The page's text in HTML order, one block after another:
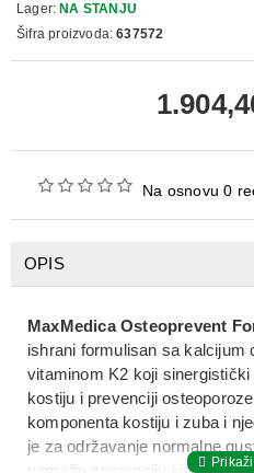
Na osnovu 0
Lager: NA STANJU
Šifra proizvoda: 637572
OPIS
MaxMedica Osteoprevent
ishrani formulisan sa kalcijum
vitaminom K2 koji
kostiju i prevenciji osteoporoze
komponenta kostiju i zuba i
je zaodržavanje normalne